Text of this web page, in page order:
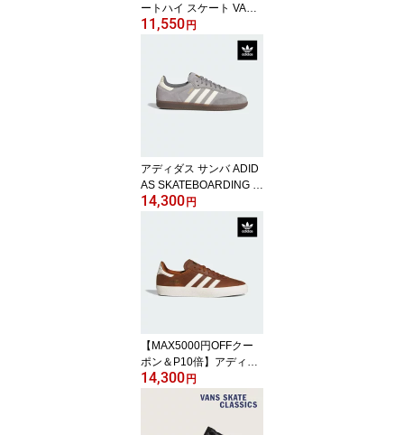
ートハイ スケート VANS
SKATE SK8-HI VN0A5F
CCB9K メンズ ヴァンズ
スニーカー スケシュー
ハイカット スエード キ
ャンバス 黒白ガムソール
SKATEBOARDING プロ
11,550円
アディダス サンバ ADID
AS SKATEBOARDING S
AMBA ADV HQ7541 グ
レー スエード スニーカ
ー ローカット スケート
14,300円
【MAX5000円OFFクー
ポン＆P10倍】アディダ
ス ガゼル メンズ レディ
ース スニーカー ADIDAS
SKATEBOARDING GAZ
ELLE ADV HQ7547 ブラ
14,300円